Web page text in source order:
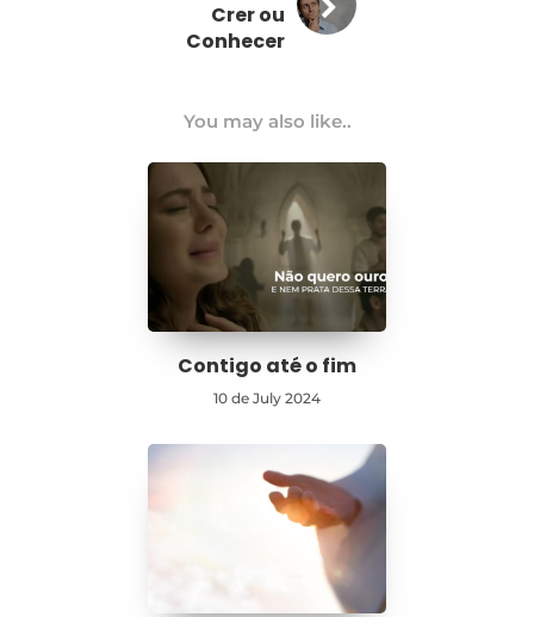
Crer ou
Conhecer
You may also like..
Contigo até o fim
10 de July 2024